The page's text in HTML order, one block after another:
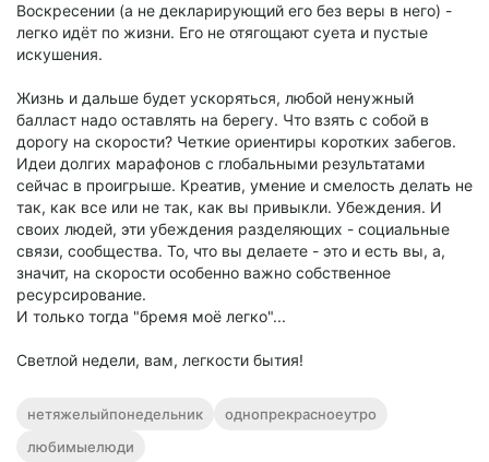
Воскресении (а не декларирующий его без веры в него) -
легко идёт по жизни. Его не отягощают суета и пустые
искушения.
Жизнь и дальше будет ускоряться, любой ненужный
балласт надо оставлять на берегу. Что взять с собой в
дорогу на скорости? Четкие ориентиры коротких забегов.
Идеи долгих марафонов с глобальными результатами
сейчас в проигрыше. Креатив, умение и смелость делать не
так, как все или не так, как вы привыкли. Убеждения. И
своих людей, эти убеждения разделяющих - социальные
связи, сообщества. То, что вы делаете - это и есть вы, а,
значит, на скорости особенно важно собственное
ресурсирование.
И только тогда "бремя моё легко"...
Светлой недели, вам, легкости бытия!
нетяжелыйпонедельник
однопрекрасноеутро
любимыелюди